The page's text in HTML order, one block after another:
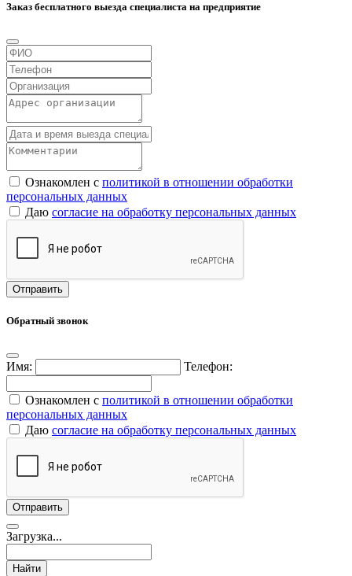
Заказ бесплатного выезда специалиста на предприятие
Ознакомлен с политикой в отношении обработки
персональных данных
Даю согласие на обработку персональных данных
Обратный звонок
Имя: Телефон:
Ознакомлен с политикой в отношении обработки
персональных данных
Даю согласие на обработку персональных данных
Загрузка...
Найти